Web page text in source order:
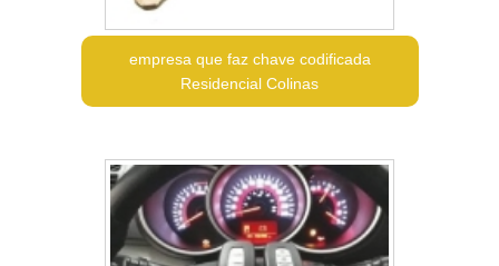
empresa que faz chave codificada
Residencial Colinas